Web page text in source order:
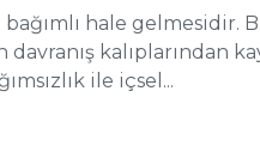
hale gelmesidir.
kalıplarından
ile içsel...